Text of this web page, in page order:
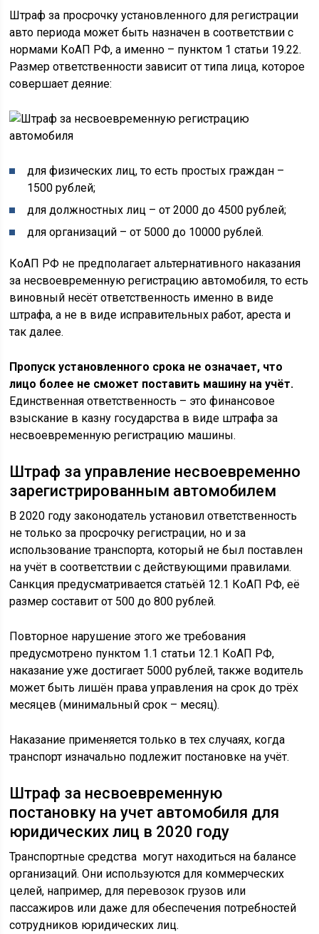
Штраф за просрочку установленного для регистрации
авто периода может быть назначен в соответствии с
нормами КоАП РФ, а именно – пунктом 1 статьи 19.22.
Размер ответственности зависит от типа лица, которое
совершает деяние:
для физических лиц, то есть простых граждан –
1500 рублей;
для должностных лиц – от 2000 до 4500 рублей;
для организаций – от 5000 до 10000 рублей.
КоАП РФ не предполагает альтернативного наказания
за несвоевременную регистрацию автомобиля, то есть
виновный несёт ответственность именно в виде
штрафа, а не в виде исправительных работ, ареста и
так далее.
Пропуск установленного срока не означает, что
лицо более не сможет поставить машину на учёт.
Единственная ответственность – это финансовое
взыскание в казну государства в виде штрафа за
несвоевременную регистрацию машины.
Штраф за управление несвоевременно
зарегистрированным автомобилем
В 2020 году законодатель установил ответственность
не только за просрочку регистрации, но и за
использование транспорта, который не был поставлен
на учёт в соответствии с действующими правилами.
Санкция предусматривается статьёй 12.1 КоАП РФ, её
размер составит от 500 до 800 рублей.
Повторное нарушение этого же требования
предусмотрено пунктом 1.1 статьи 12.1 КоАП РФ,
наказание уже достигает 5000 рублей, также водитель
может быть лишён права управления на срок до трёх
месяцев (минимальный срок – месяц).
Наказание применяется только в тех случаях, когда
транспорт изначально подлежит постановке на учёт.
Штраф за несвоевременную
постановку на учет автомобиля для
юридических лиц в 2020 году
Транспортные средства могут находиться на балансе
организаций. Они используются для коммерческих
целей, например, для перевозок грузов или
пассажиров или даже для обеспечения потребностей
сотрудников юридических лиц.